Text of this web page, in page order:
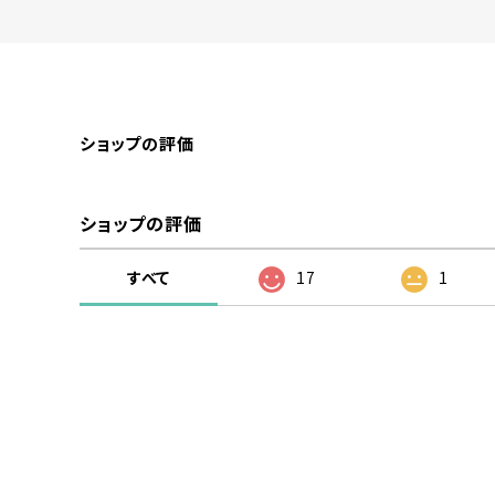
ショップの評価
ショップの評価
すべて 17 1